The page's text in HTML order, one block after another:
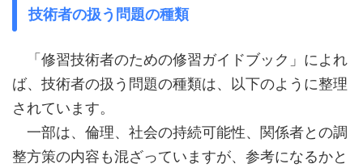
技術者の扱う問題の種類
「修習技術者のための修習ガイドブック」によれ
ば、技術者の扱う問題の種類は、以下のように整理
されています。
一部は、倫理、社会の持続可能性、関係者との調
整方策の内容も混ざっていますが、参考になるかと